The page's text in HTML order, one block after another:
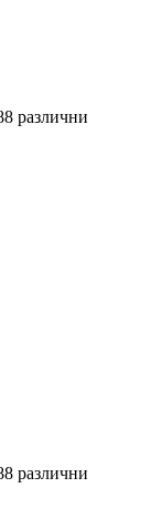
различни
различни